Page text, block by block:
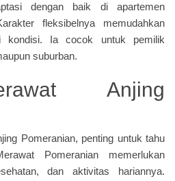
dengan baik di apartemen
fleksibelnya memudahkan
kondisi. Ia cocok untuk pemilik
suburban.
Anjing
Pomeranian, penting untuk tahu
Pomeranian memerlukan
dan aktivitas hariannya.